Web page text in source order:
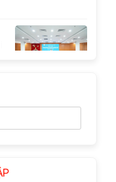
nghệ trọng